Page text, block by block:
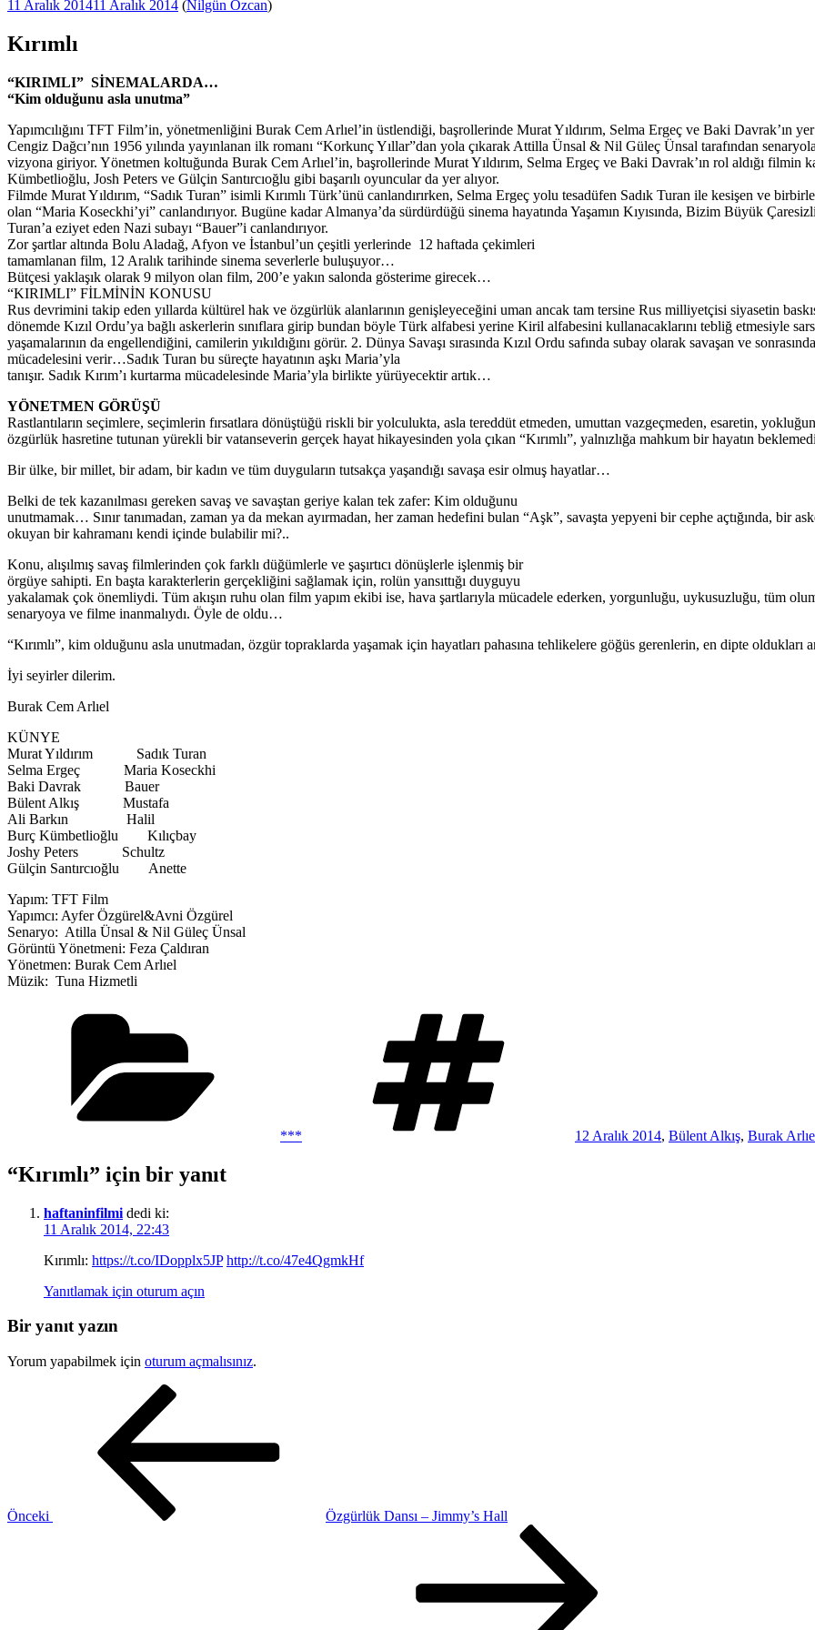
Yayım
11 Aralık 201411 Aralık 2014 (Nilgün Özcan)
Kırımlı
“KIRIMLI” SİNEMALARDA…
“Kim olduğunu asla unutma”
Yapımcılığını TFT Film’in, yönetmenliğini Burak Cem Arlıel’in üstlendiği, başrollerinde Murat Yıldırım, Selma Ergeç ve Baki Davrak’ın
Cengiz Dağcı’nın 1956 yılında yayınlanan ilk romanı “Korkunç Yıllar”dan yola çıkarak Attilla Ünsal & Nil Güleç Ünsal tarafından
vizyona giriyor. Yönetmen koltuğunda Burak Cem Arlıel’in, başrollerinde Murat Yıldırım, Selma Ergeç ve Baki Davrak’ın rol aldığı filmin
Kümbetlioğlu, Josh Peters ve Gülçin Santırcıoğlu gibi başarılı oyuncular da yer alıyor.
Filmde Murat Yıldırım, “Sadık Turan” isimli Kırımlı Türk’ünü canlandırırken, Selma Ergeç yolu tesadüfen Sadık Turan ile kesişen ve
olan “Maria Koseckhi’yi” canlandırıyor. Bugüne kadar Almanya’da sürdürdüğü sinema hayatında Yaşamın Kıyısında, Bizim Büyük
Turan’a eziyet eden Nazi subayı “Bauer”i canlandırıyor.
Zor şartlar altında Bolu Aladağ, Afyon ve İstanbul’un çeşitli yerlerinde 12 haftada çekimleri
tamamlanan film, 12 Aralık tarihinde sinema severlerle buluşuyor…
Bütçesi yaklaşık olarak 9 milyon olan film, 200’e yakın salonda gösterime girecek…
“KIRIMLI” FİLMİNİN KONUSU
Rus devrimini takip eden yıllarda kültürel hak ve özgürlük alanlarının genişleyeceğini uman ancak tam tersine Rus milliyetçisi siyasetin
dönemde Kızıl Ordu’ya bağlı askerlerin sınıflara girip bundan böyle Türk alfabesi yerine Kiril alfabesini kullanacaklarını tebliğ etmesiyle
yaşamalarının da engellendiğini, camilerin yıkıldığını görür. 2. Dünya Savaşı sırasında Kızıl Ordu safında subay olarak savaşan ve
mücadelesini verir…Sadık Turan bu süreçte hayatının aşkı Maria’yla
tanışır. Sadık Kırım’ı kurtarma mücadelesinde Maria’yla birlikte yürüyecektir artık…
YÖNETMEN GÖRÜŞÜ
Rastlantıların seçimlere, seçimlerin fırsatlara dönüştüğü riskli bir yolculukta, asla tereddüt etmeden, umuttan vazgeçmeden, esaretin,
özgürlük hasretine tutunan yürekli bir vatanseverin gerçek hayat hikayesinden yola çıkan “Kırımlı”, yalnızlığa mahkum bir hayatın
Bir ülke, bir millet, bir adam, bir kadın ve tüm duyguların tutsakça yaşandığı savaşa esir olmuş hayatlar…
Belki de tek kazanılması gereken savaş ve savaştan geriye kalan tek zafer: Kim olduğunu
unutmamak… Sınır tanımadan, zaman ya da mekan ayırmadan, her zaman hedefini bulan “Aşk”, savaşta yepyeni bir cephe açtığında, bir
okuyan bir kahramanı kendi içinde bulabilir mi?..
Konu, alışılmış savaş filmlerinden çok farklı düğümlerle ve şaşırtıcı dönüşlerle işlenmiş bir
örgüye sahipti. En başta karakterlerin gerçekliğini sağlamak için, rolün yansıttığı duyguyu
yakalamak çok önemliydi. Tüm akışın ruhu olan film yapım ekibi ise, hava şartlarıyla mücadele ederken, yorgunluğu, uykusuzluğu, tüm
senaryoya ve filme inanmalıydı. Öyle de oldu…
“Kırımlı”, kim olduğunu asla unutmadan, özgür topraklarda yaşamak için hayatları pahasına tehlikelere göğüs gerenlerin, en dipte
İyi seyirler dilerim.
Burak Cem Arlıel
KÜNYE
Murat Yıldırım Sadık Turan
Selma Ergeç Maria Koseckhi
Baki Davrak Bauer
Bülent Alkış Mustafa
Ali Barkın Halil
Burç Kümbetlioğlu Kılıçbay
Joshy Peters Schultz
Gülçin Santırcıoğlu Anette
Yapım: TFT Film
Yapımcı: Ayfer Özgürel&Avni Özgürel
Senaryo: Atilla Ünsal & Nil Güleç Ünsal
Görüntü Yönetmeni: Feza Çaldıran
Yönetmen: Burak Cem Arlıel
Müzik: Tuna Hizmetli
*** 12 Aralık 2014, Bülent Alkış, Burak
“Kırımlı” için bir yanıt
haftaninfilmi dedi ki:
11 Aralık 2014, 22:43
Kırımlı: https://t.co/IDopplx5JP http://t.co/47e4QgmkHf
Yanıtlamak için oturum açın
Bir yanıt yazın
Yorum yapabilmek için oturum açmalısınız.
Önceki
Özgürlük Dansı – Jimmy’s Hall